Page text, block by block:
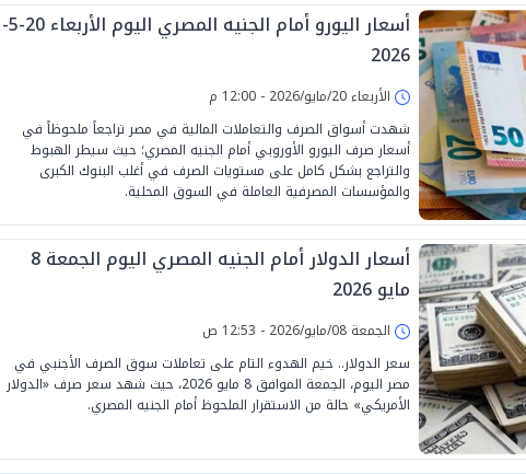
أسعار اليورو أمام الجنيه المصري اليوم الأربعاء 20-5-
2026
الأربعاء 20/مايو/2026 - 12:00 م
شهدت أسواق الصرف والتعاملات المالية في مصر تراجعاً ملحوظاً في
أسعار صرف اليورو الأوروبي أمام الجنيه المصري؛ حيث سيطر الهبوط
والتراجع بشكل كامل على مستويات الصرف في أغلب البنوك الكبرى
والمؤسسات المصرفية العاملة في السوق المحلية.
أسعار الدولار أمام الجنيه المصري اليوم الجمعة 8
مايو 2026
الجمعة 08/مايو/2026 - 12:53 ص
سعر الدولار.. خيم الهدوء التام على تعاملات سوق الصرف الأجنبي في
مصر اليوم، الجمعة الموافق 8 مايو 2026، حيث شهد سعر صرف «الدولار
الأمريكي» حالة من الاستقرار الملحوظ أمام الجنيه المصري.